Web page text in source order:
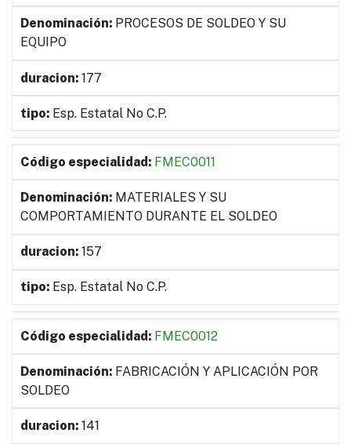
PROCESOS DE SOLDEO Y SU
EQUIPO
177
Esp. Estatal No C.P.
FMEC0011
MATERIALES Y SU
COMPORTAMIENTO DURANTE EL SOLDEO
157
Esp. Estatal No C.P.
FMEC0012
FABRICACIÓN Y APLICACIÓN POR
SOLDEO
141